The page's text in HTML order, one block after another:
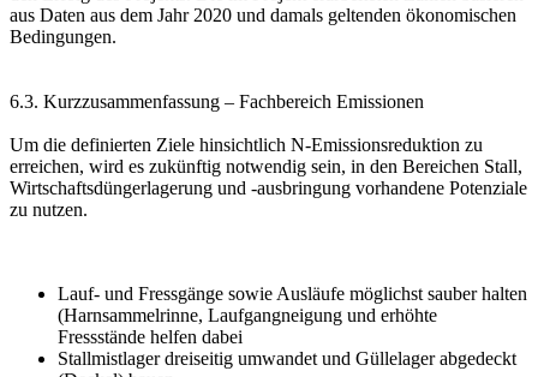
aus Daten aus dem Jahr 2020 und damals geltenden ökonomischen
Bedingungen.
6.3. Kurzzusammenfassung – Fachbereich Emissionen
Um die definierten Ziele hinsichtlich N-Emissionsreduktion zu
erreichen, wird es zukünftig notwendig sein, in den Bereichen Stall,
Wirtschaftsdüngerlagerung und -ausbringung vorhandene Potenziale
zu nutzen.
Lauf- und Fressgänge sowie Ausläufe möglichst sauber halten
(Harnsammelrinne, Laufgangneigung und erhöhte
Fressstände helfen dabei
Stallmistlager dreiseitig umwandet und Güllelager abgedeckt